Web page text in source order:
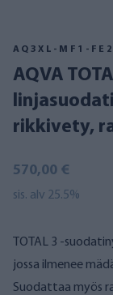
AQ3XL-MF1-
AQVA TOTAL 3
rikkivety,
570,00 €
sis. alv 25.5%
TOTAL 3 -
jossa ilmenee
Suodattaa myös